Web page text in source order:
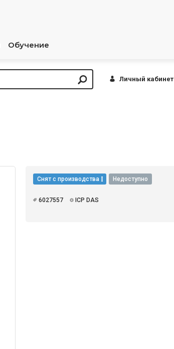
Обучение
Личный кабинет
Снят с производства Недоступно
6027557 ICP DAS